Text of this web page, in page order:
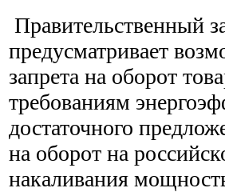
Правительственный
предусматривает
запрета на оборот
требованиям
достаточного
на оборот на
накаливания